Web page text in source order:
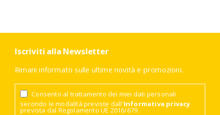
Iscriviti alla Newsletter
Rimani informato sulle ultime novità e promozioni.
Consento al trattamento dei miei dati personali
secondo le modalità previste dall'Informativa privacy
prevista dal Regolamento UE 2016/679.